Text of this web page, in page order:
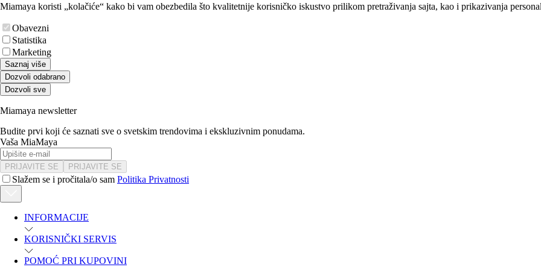
Miamaya koristi „kolačiće“ kako bi vam obezbedila što kvalitetnije korisničko iskustvo prilikom pretraživanja sajta, kao i prikazivanja
Obavezni
Statistika
Marketing
Saznaj više
Dozvoli odabrano
Dozvoli sve
Miamaya newsletter
Budite prvi koji će saznati sve o svetskim trendovima i ekskluzivnim ponudama.
Vaša MiaMaya
PRIJAVITE SE PRIJAVITE SE
Slažem se i pročitala/o sam Politika Privatnosti
INFORMACIJE
KORISNIČKI SERVIS
POMOĆ PRI KUPOVINI